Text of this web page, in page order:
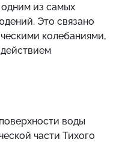
из самых
Это связано
колебаниями,
воды
части Тихого